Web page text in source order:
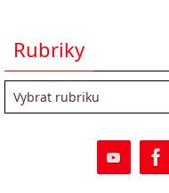
Rubriky
Rubriky